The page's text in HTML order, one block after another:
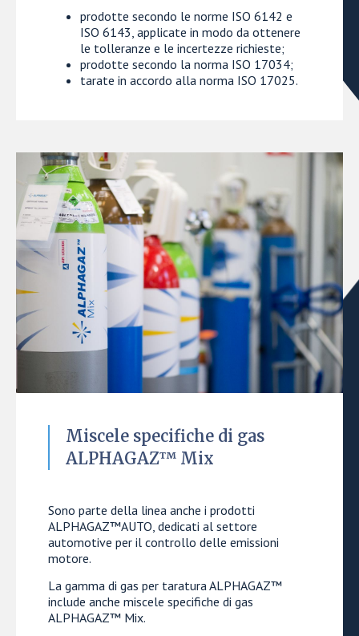
prodotte secondo le norme ISO 6142 e
ISO 6143, applicate in modo da ottenere
le tolleranze e le incertezze richieste;
prodotte secondo la norma ISO 17034;
tarate in accordo alla norma ISO 17025.
Miscele specifiche di gas
ALPHAGAZ™ Mix
Sono parte della linea anche i prodotti
ALPHAGAZ™AUTO, dedicati al settore
automotive per il controllo delle emissioni
motore.
La gamma di gas per taratura ALPHAGAZ™
include anche miscele specifiche di gas
ALPHAGAZ™ Mix.